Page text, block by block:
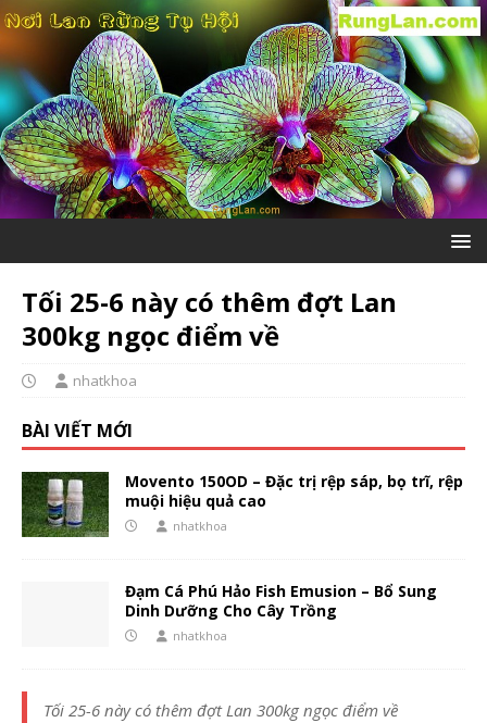
Tối 25-6 này có thêm đợt Lan
300kg ngọc điểm về
nhatkhoa
BÀI VIẾT MỚI
Movento 150OD – Đặc trị rệp sáp, bọ trĩ, rệp
muội hiệu quả cao
nhatkhoa
Đạm Cá Phú Hảo Fish Emusion – Bổ Sung
Dinh Dưỡng Cho Cây Trồng
nhatkhoa
Tối 25-6 này có thêm đợt Lan 300kg ngọc điểm về